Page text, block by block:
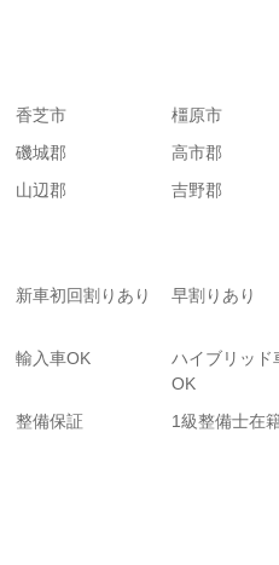
香芝市
橿原市
磯城郡
高市郡
山辺郡 吉野郡
新車初回割りあり 早割りあり
輸入車OK
ハイブリッド
OK
整備保証
1級整備士在